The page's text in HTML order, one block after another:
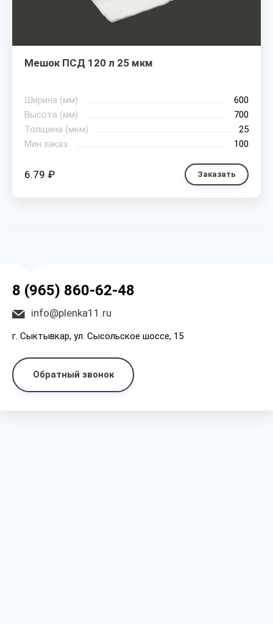
Мешок ПСД 120 л 25 мкм
Ширина (мм)
600
Высота (мм)
700
Толщина (мкм)
25
Мин.заказ
100
6.79 ₽ Заказать
8 (965) 860-62-48
info@plenka11.ru
г. Сыктывкар, ул. Сысольское шоссе, 15
Обратный звонок